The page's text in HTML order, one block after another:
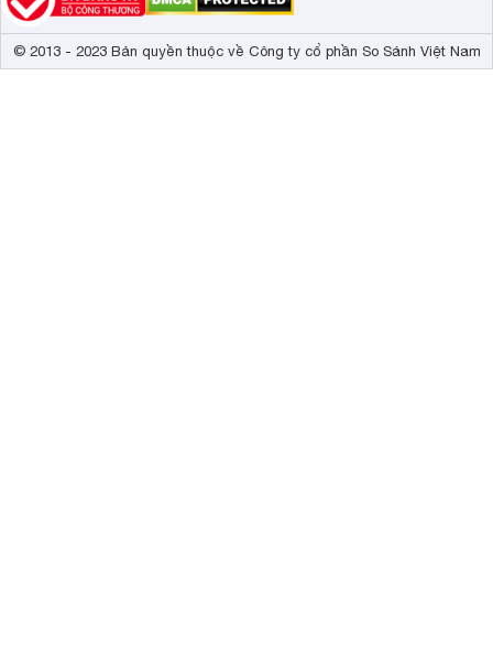
© 2013 - 2023 Bản quyền thuộc về Công ty cổ phần So Sánh Việt Nam